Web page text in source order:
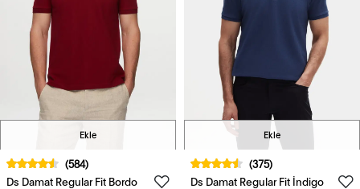
Ekle
(584)
Ds Damat Regular Fit Bordo
Ekle
(375)
Ds Damat Regular Fit İndigo